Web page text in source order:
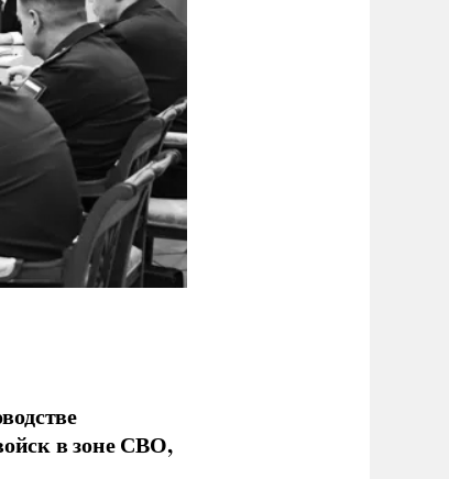
в зоне СВО,